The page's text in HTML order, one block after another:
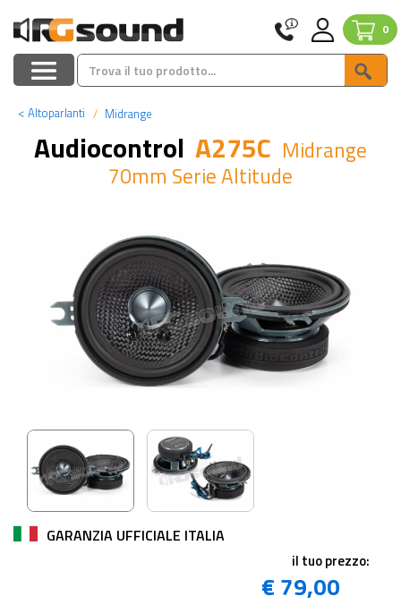
0
< Altoparlanti Midrange
Audiocontrol A275C Midrange
70mm Serie Altitude
GARANZIA UFFICIALE ITALIA
il tuo prezzo:
€ 79,00